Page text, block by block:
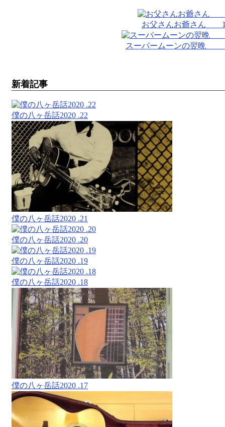
お父さんお爺さん
スーパームーンの翌晩
新着記事
僕の八ヶ岳話2020 .22
僕の八ヶ岳話2020 .21
僕の八ヶ岳話2020 .20
僕の八ヶ岳話2020 .19
僕の八ヶ岳話2020 .18
僕の八ヶ岳話2020 .17